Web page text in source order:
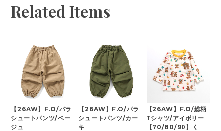
Related Items
【26AW】F.O/パラ
シュートパンツ/ベー
ジュ
【26AW】F.O/パラ
シュートパンツ/カー
キ
【26AW】F.O/総柄
Tシャツ/アイボリー
【70/80/90】く